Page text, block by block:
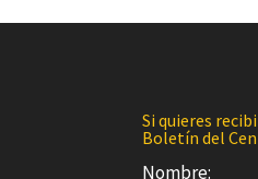
Si quieres
Boletín del
Nombre: